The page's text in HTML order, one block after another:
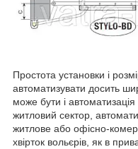
Простота установки і
автоматизувати досить
може бути і
житловий сектор,
житлове або офісно-
хвірток вольєрів, як в